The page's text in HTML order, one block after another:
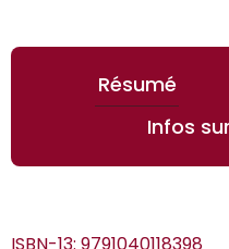
Résumé
Infos
ISBN-13: 9791040118398